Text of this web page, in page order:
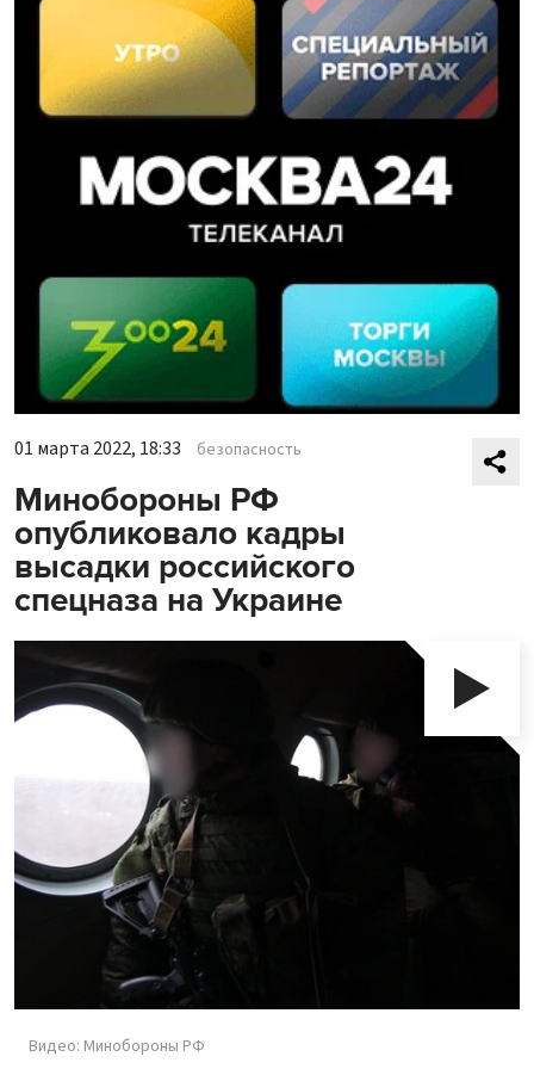
01 марта 2022, 18:33 безопасность
Минобороны РФ
опубликовало кадры
высадки российского
спецназа на Украине
Видео: Минобороны РФ